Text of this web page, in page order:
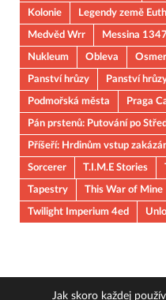
Kolonie
Legendy země
Medvěd Wrr
Messina 1347
Nukleum
Obleva
Panství hrůzy
Panství
Podmořská města
Praga
Pán prstenů: Putování po
Příšeří: Hrdinům vstup
Sorcerer
T.I.M.E Stories
Tapestry
This War of Mine
Twilight Imperium 4ed
Jak skoro každej